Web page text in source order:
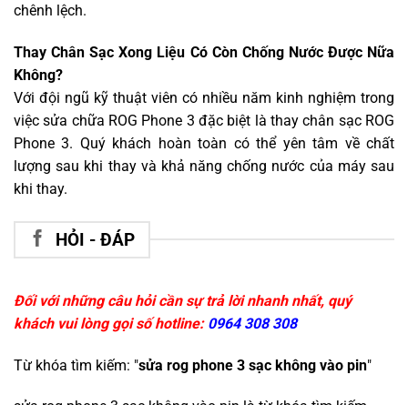
chênh lệch.
Thay Chân Sạc Xong Liệu Có Còn Chống Nước Được Nữa
Không?
Với đội ngũ kỹ thuật viên có nhiều năm kinh nghiệm trong
việc sửa chữa ROG Phone 3 đặc biệt là thay chân sạc ROG
Phone 3. Quý khách hoàn toàn có thể yên tâm về chất
lượng sau khi thay và khả năng chống nước của máy sau
khi thay.
HỎI - ĐÁP
Đối với những câu hỏi cần sự trả lời nhanh nhất, quý
khách vui lòng gọi số hotline: 0964 308 308
Từ khóa tìm kiếm: "sửa rog phone 3 sạc không vào pin"